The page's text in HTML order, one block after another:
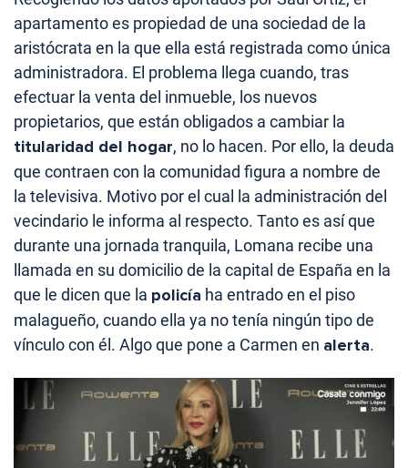
apartamento es propiedad de una sociedad de la
aristócrata en la que ella está registrada como única
administradora. El problema llega cuando, tras
efectuar la venta del inmueble, los nuevos
propietarios, que están obligados a cambiar la
titularidad del hogar, no lo hacen. Por ello, la deuda
que contraen con la comunidad figura a nombre de
la televisiva. Motivo por el cual la administración del
vecindario le informa al respecto. Tanto es así que
durante una jornada tranquila, Lomana recibe una
llamada en su domicilio de la capital de España en la
que le dicen que la policía ha entrado en el piso
malagueño, cuando ella ya no tenía ningún tipo de
vínculo con él. Algo que pone a Carmen en alerta.